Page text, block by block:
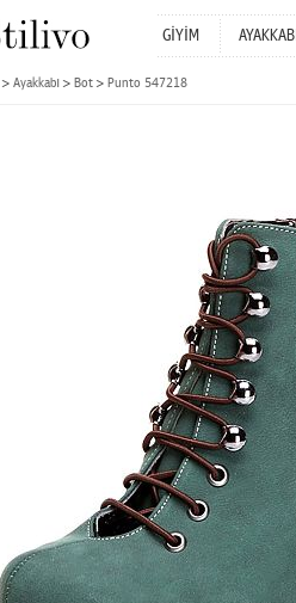
GİYİM AYAKKABI
Ayakkabı Bot Punto 547218